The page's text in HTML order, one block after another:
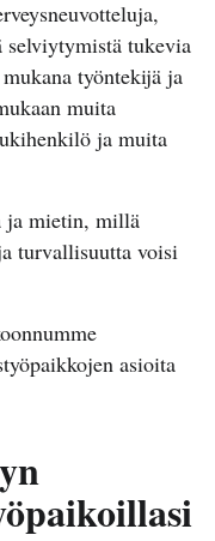
selviytymistä tukevia
työntekijä ja
muita
ja muita
ja mietin, millä
turvallisuutta voisi
asioita